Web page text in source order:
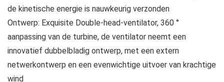
de kinetische energie is nauwkeurig verzonden
Ontwerp: Exquisite Double-head-ventilator, 360 °
aanpassing van de turbine, de ventilator neemt een
innovatief dubbelbladig ontwerp, met een extern
netwerkontwerp en een evenwichtige uitvoer van krachtige
wind